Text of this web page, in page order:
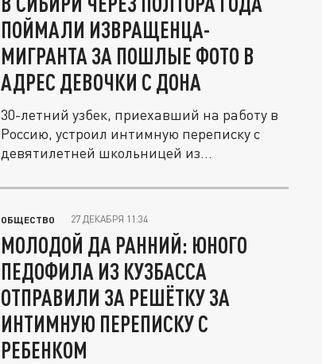
ПОЙМАЛИ ИЗВРАЩЕНЦА-
МИГРАНТА ЗА ПОШЛЫЕ ФОТО В
АДРЕС ДЕВОЧКИ С ДОНА
30-летний узбек, приехавший на работу в
Россию, устроил интимную переписку с
девятилетней школьницей из...
ОБЩЕСТВО 27 ДЕКАБРЯ 11:34
МОЛОДОЙ ДА РАННИЙ: ЮНОГО
ПЕДОФИЛА ИЗ КУЗБАССА
ОТПРАВИЛИ ЗА РЕШЁТКУ ЗА
ИНТИМНУЮ ПЕРЕПИСКУ С
РЕБЕНКОМ